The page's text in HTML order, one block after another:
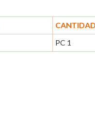
PC 1